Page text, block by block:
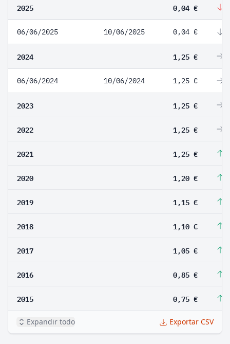
2025 0,04 €
06/06/2025 10/06/2025 0,04 €
2024 1,25 €
06/06/2024 10/06/2024 1,25 €
2023 1,25 €
2022 1,25 €
2021 1,25 €
2020 1,20 €
2019 1,15 €
2018 1,10 €
2017 1,05 €
2016 0,85 €
2015 0,75 €
Expandir todo Exportar CSV